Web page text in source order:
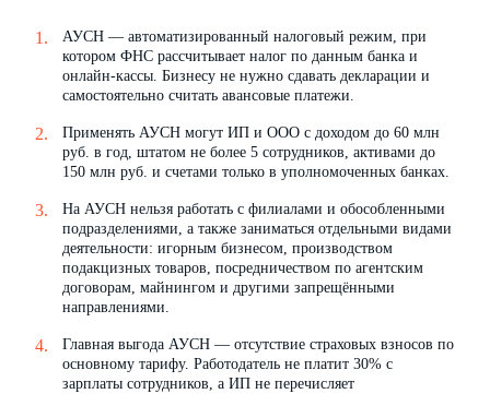
АУСН — автоматизированный налоговый режим, при
котором ФНС рассчитывает налог по данным банка и
онлайн-кассы. Бизнесу не нужно сдавать декларации и
самостоятельно считать авансовые платежи.
Применять АУСН могут ИП и ООО с доходом до 60 млн
руб. в год, штатом не более 5 сотрудников, активами до
150 млн руб. и счетами только в уполномоченных банках.
На АУСН нельзя работать с филиалами и обособленными
подразделениями, а также заниматься отдельными видами
деятельности: игорным бизнесом, производством
подакцизных товаров, посредничеством по агентским
договорам, майнингом и другими запрещёнными
направлениями.
Главная выгода АУСН — отсутствие страховых взносов по
основному тарифу. Работодатель не платит 30% с
зарплаты сотрудников, а ИП не перечисляет